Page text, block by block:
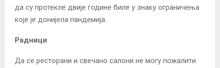
да су протекле двије године биле у знаку ограничења
које је донијела пандемија.
Радници
Да се ресторани и свечано салони не могу пожалити